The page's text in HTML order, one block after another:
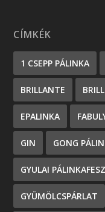
CÍMKÉK
1 CSEPP PÁLINKA
BRILLANTE
EPALINKA
GIN GONG
GYULAI
GYÜMÖLCSPÁRLAT